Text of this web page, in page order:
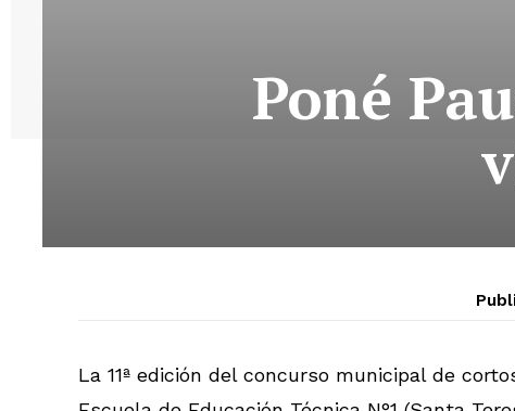
Poné
La 11ª edición del concurso municipal de